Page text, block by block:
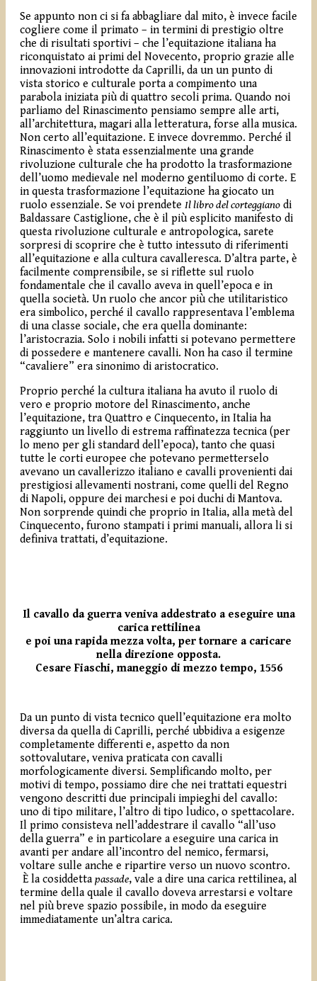
Se appunto non ci si fa abbagliare dal mito, è invece facile
cogliere come il primato – in termini di prestigio oltre
che di risultati sportivi – che l’equitazione italiana ha
riconquistato ai primi del Novecento, proprio grazie alle
innovazioni introdotte da Caprilli, da un un punto di
vista storico e culturale porta a compimento una
parabola iniziata più di quattro secoli prima. Quando noi
parliamo del Rinascimento pensiamo sempre alle arti,
all’architettura, magari alla letteratura, forse alla musica.
Non certo all’equitazione. E invece dovremmo. Perché il
Rinascimento è stata essenzialmente una grande
rivoluzione culturale che ha prodotto la trasformazione
dell’uomo medievale nel moderno gentiluomo di corte. E
in questa trasformazione l’equitazione ha giocato un
ruolo essenziale. Se voi prendete Il libro del corteggiano di
Baldassare Castiglione, che è il più esplicito manifesto di
questa rivoluzione culturale e antropologica, sarete
sorpresi di scoprire che è tutto intessuto di riferimenti
all’equitazione e alla cultura cavalleresca. D’altra parte, è
facilmente comprensibile, se si riflette sul ruolo
fondamentale che il cavallo aveva in quell’epoca e in
quella società. Un ruolo che ancor più che utilitaristico
era simbolico, perché il cavallo rappresentava l’emblema
di una classe sociale, che era quella dominante:
l’aristocrazia. Solo i nobili infatti si potevano permettere
di possedere e mantenere cavalli. Non ha caso il termine
“cavaliere” era sinonimo di aristocratico.
Proprio perché la cultura italiana ha avuto il ruolo di
vero e proprio motore del Rinascimento, anche
l’equitazione, tra Quattro e Cinquecento, in Italia ha
raggiunto un livello di estrema raffinatezza tecnica (per
lo meno per gli standard dell’epoca), tanto che quasi
tutte le corti europee che potevano permetterselo
avevano un cavallerizzo italiano e cavalli provenienti dai
prestigiosi allevamenti nostrani, come quelli del Regno
di Napoli, oppure dei marchesi e poi duchi di Mantova.
Non sorprende quindi che proprio in Italia, alla metà del
Cinquecento, furono stampati i primi manuali, allora li si
definiva trattati, d’equitazione.
Il cavallo da guerra veniva addestrato a eseguire una
carica rettilinea
e poi una rapida mezza volta, per tornare a caricare
nella direzione opposta.
Cesare Fiaschi, maneggio di mezzo tempo, 1556
Da un punto di vista tecnico quell’equitazione era molto
diversa da quella di Caprilli, perché ubbidiva a esigenze
completamente differenti e, aspetto da non
sottovalutare, veniva praticata con cavalli
morfologicamente diversi. Semplificando molto, per
motivi di tempo, possiamo dire che nei trattati equestri
vengono descritti due principali impieghi del cavallo:
uno di tipo militare, l’altro di tipo ludico, o spettacolare.
Il primo consisteva nell’addestrare il cavallo “all’uso
della guerra” e in particolare a eseguire una carica in
avanti per andare all’incontro del nemico, fermarsi,
voltare sulle anche e ripartire verso un nuovo scontro.
È la cosiddettapassade, vale a dire una carica rettilinea, al
termine della quale il cavallo doveva arrestarsi e voltare
nel più breve spazio possibile, in modo da eseguire
immediatamente un’altra carica.